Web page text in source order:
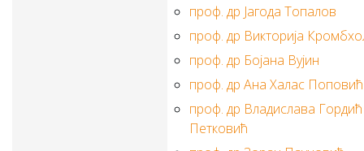
проф. др Јагода Топалов
проф. др Викторија
проф. др Бојана Вујин
проф. др Ана Халас Поповић
проф. др Владислава Гордић
Петковић